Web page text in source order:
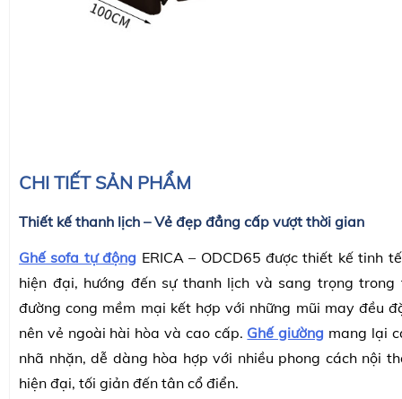
CHI TIẾT SẢN PHẨM
Thiết kế thanh lịch – Vẻ đẹp đẳng cấp vượt thời gian
Ghế sofa tự động ERICA – ODCD65 được thiết kế tinh
hiện đại, hướng đến sự thanh lịch và sang trọng trong
đường cong mềm mại kết hợp với những mũi may đều
nên vẻ ngoài hài hòa và cao cấp. Ghế giường mang lại
nhã nhặn, dễ dàng hòa hợp với nhiều phong cách nội
hiện đại, tối giản đến tân cổ điển.